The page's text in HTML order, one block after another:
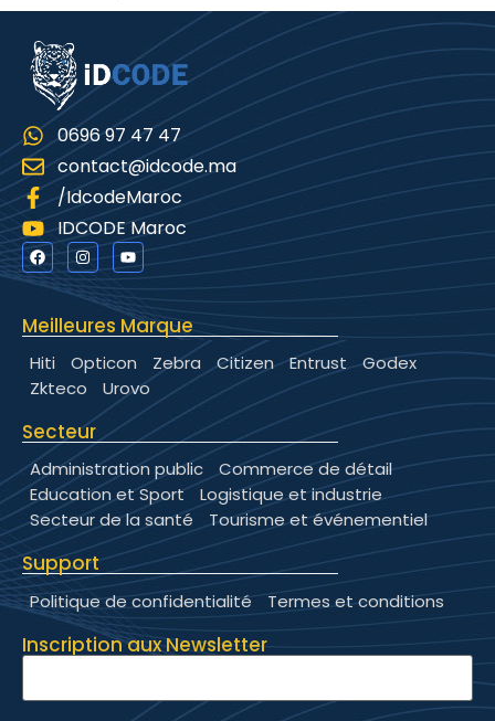
0696 97 47 47
contact@idcode.ma
/IdcodeMaroc
IDCODE Maroc
Meilleures Marque
Hiti Opticon Zebra Citizen Entrust
Godex
Zkteco
Urovo
Secteur
Administration public
Commerce de détail
Education et Sport
Logistique et industrie
Secteur de la santé
Tourisme et événementiel
Support
Politique de confidentialité Termes et conditions
Inscription aux Newsletter